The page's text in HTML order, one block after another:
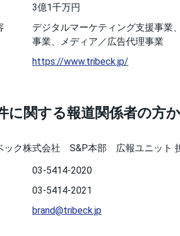
3億1千万円
デジタルマーケティング支援事業
事業、メディア／広告代理事業
https://www.tribeck.jp/
に関する報道関係者の方
ック株式会社 S&P本部 広報ユニット
03-5414-2020
03-5414-2021
brand@tribeck.jp